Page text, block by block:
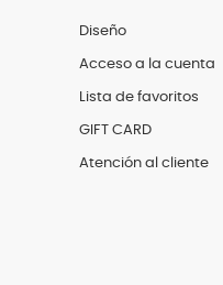
Diseño
Acceso a la cuenta
Lista de favoritos
GIFT CARD
Atención al cliente